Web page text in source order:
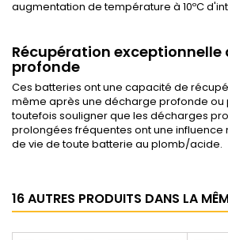
augmentation de température à 10ºC
Récupération exceptionnelle
profonde
Ces batteries ont une capacité de
même après une décharge profonde ou
toutefois souligner que les décharges
prolongées fréquentes ont une influence
de vie de toute batterie au plomb/acide.
16 AUTRES PRODUITS DANS LA